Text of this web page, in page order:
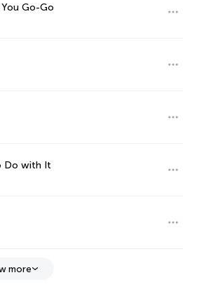
Go-Go
Do with It
more